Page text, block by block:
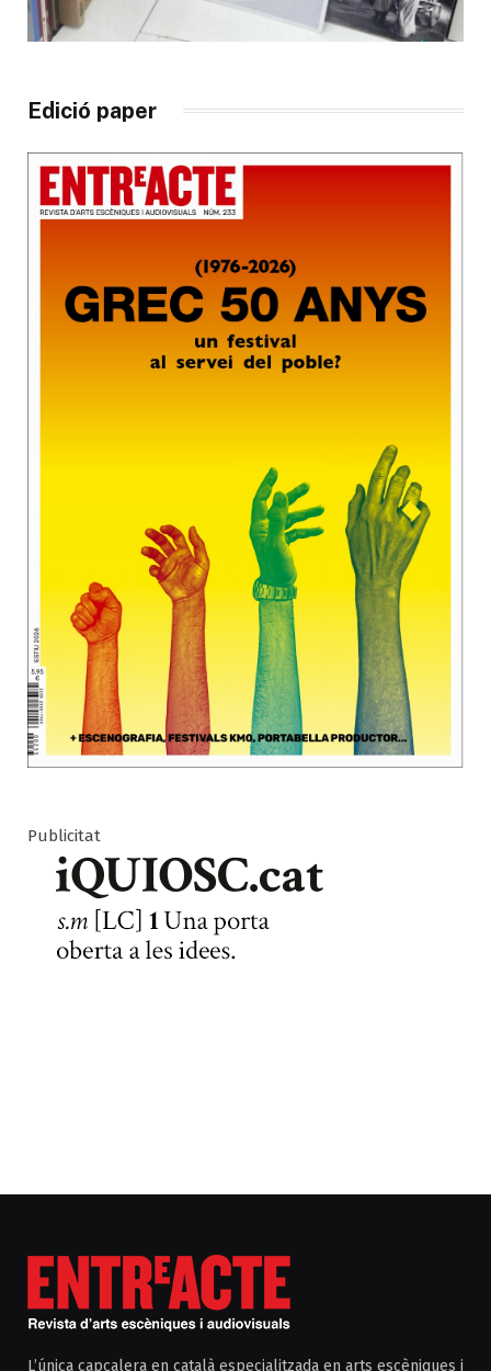
Edició paper
Publicitat
L’única capçalera en català especialitzada en arts escèniques i